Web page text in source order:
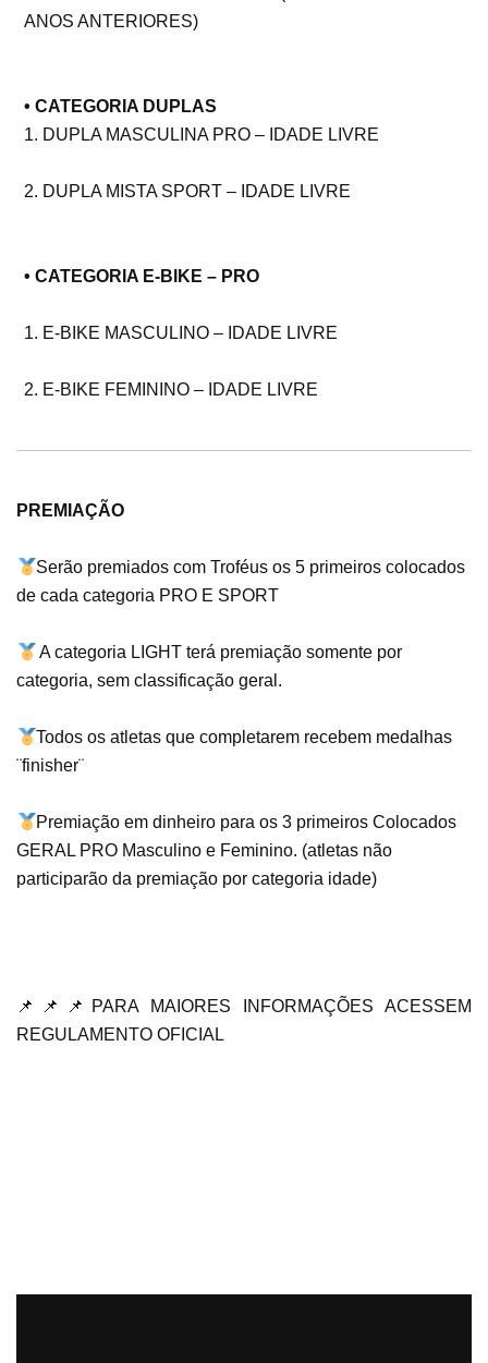
ANOS ANTERIORES)
• CATEGORIA DUPLAS
1. DUPLA MASCULINA PRO – IDADE LIVRE
2. DUPLA MISTA SPORT – IDADE LIVRE
• CATEGORIA E-BIKE – PRO
1. E-BIKE MASCULINO – IDADE LIVRE
2. E-BIKE FEMININO – IDADE LIVRE
PREMIAÇÃO
Serão premiados com Troféus os 5 primeiros colocados
de cada categoria PRO E SPORT
A categoria LIGHT terá premiação somente por
categoria, sem classificação geral.
Todos os atletas que completarem recebem medalhas
¨finisher¨
Premiação em dinheiro para os 3 primeiros Colocados
GERAL PRO Masculino e Feminino. (atletas não
participarão da premiação por categoria idade)
📌📌📌PARA MAIORES INFORMAÇÕES ACESSEM
REGULAMENTO OFICIAL